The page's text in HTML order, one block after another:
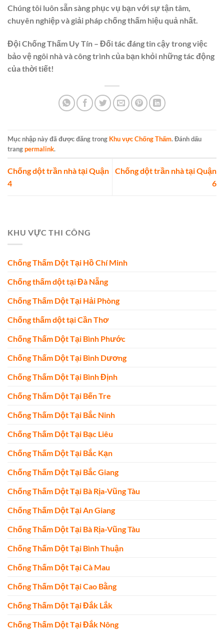
Chúng tôi luôn sẵn sàng phục vụ bạn với sự tận tâm,
chuyên nghiệp và giải pháp chống thấm hiệu quả nhất.
Đội Chống Thấm Uy Tín – Đối tác đáng tin cậy trong việc
bảo vệ ngôi nhà và công trình của bạn khỏi những tác động
của thời tiết!
Mục nhập này đã được đăng trong Khu vực Chống Thấm. Đánh dấu
trangpermalink.
Chống dột trần nhà tại Quận
4
Chống dột trần nhà tại Quận
6
KHU VỰC THI CÔNG
Chống Thấm Dột Tại Hồ Chí Minh
Chống thấm dột tại Đà Nẵng
Chống Thấm Dột Tại Hải Phòng
Chống thấm dột tại Cần Thơ
Chống Thấm Dột Tại Bình Phước
Chống Thấm Dột Tại Bình Dương
Chống Thấm Dột Tại Bình Định
Chống Thấm Dột Tại Bến Tre
Chống Thấm Dột Tại Bắc Ninh
Chống Thấm Dột Tại Bạc Liêu
Chống Thấm Dột Tại Bắc Kạn
Chống Thấm Dột Tại Bắc Giang
Chống Thấm Dột Tại Bà Rịa-Vũng Tàu
Chống Thấm Dột Tại An Giang
Chống Thấm Dột Tại Bà Rịa-Vũng Tàu
Chống Thấm Dột Tại Bình Thuận
Chống Thấm Dột Tại Cà Mau
Chống Thấm Dột Tại Cao Bằng
Chống Thấm Dột Tại Đắk Lắk
Chống Thấm Dột Tại Đắk Nông